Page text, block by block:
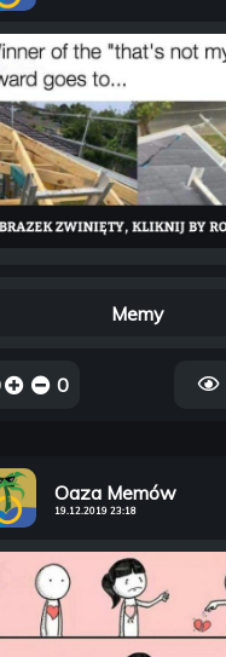
Memy
0
Oaza Memów
19.12.2019 23:18